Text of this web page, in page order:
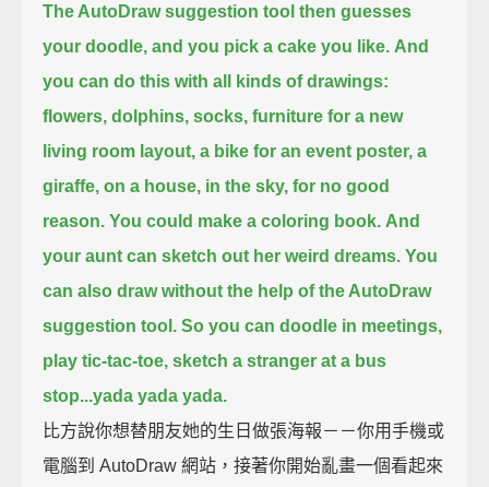
The AutoDraw suggestion tool then guesses
your doodle, and you pick a cake you like. And
you can do this with all kinds of drawings:
flowers, dolphins, socks, furniture for a new
living room layout, a bike for an event poster, a
giraffe, on a house, in the sky, for no good
reason. You could make a coloring book. And
your aunt can sketch out her weird dreams. You
can also draw without the help of the AutoDraw
suggestion tool. So you can doodle in meetings,
play tic-tac-toe, sketch a stranger at a bus
stop...yada yada yada.
比方說你想替朋友她的生日做張海報－－你用手機或
電腦到 AutoDraw 網站，接著你開始亂畫一個看起來